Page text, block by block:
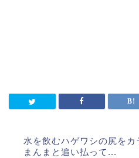
水を飲むハゲワシの尻を
まんまと追い払って...